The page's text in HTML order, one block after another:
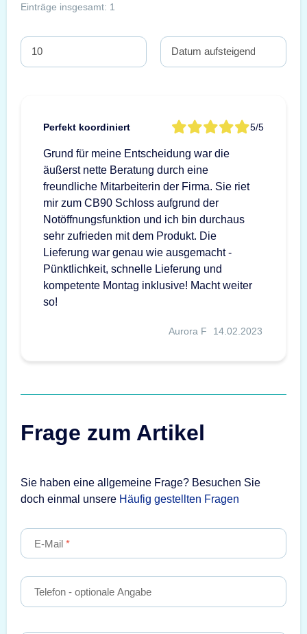
Einträge insgesamt: 1
Perfekt koordiniert 5/5
Grund für meine Entscheidung war die
äußerst nette Beratung durch eine
freundliche Mitarbeiterin der Firma. Sie riet
mir zum CB90 Schloss aufgrund der
Notöffnungsfunktion und ich bin durchaus
sehr zufrieden mit dem Produkt. Die
Lieferung war genau wie ausgemacht -
Pünktlichkeit, schnelle Lieferung und
kompetente Montag inklusive! Macht weiter
so!
Aurora F 14.02.2023
Frage zum Artikel
Sie haben eine allgemeine Frage? Besuchen Sie
doch einmal unsere Häufig gestellten Fragen
E-Mail
Telefon - optionale Angabe